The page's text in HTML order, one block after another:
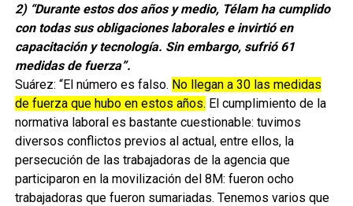
2) “Durante estos dos años y medio, Télam ha cumplido
con todas sus obligaciones laborales e invirtió en
capacitación y tecnología. Sin embargo, sufrió 61
medidas de fuerza”.
Suárez: “El número es falso. No llegan a 30 las medidas
de fuerza que hubo en estos años. El cumplimiento de la
normativa laboral es bastante cuestionable: tuvimos
diversos conflictos previos al actual, entre ellos, la
persecución de las trabajadoras de la agencia que
participaron en la movilización del 8M: fueron ocho
trabajadoras que fueron sumariadas. Tenemos varios que